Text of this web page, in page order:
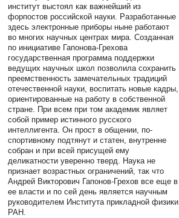
институт выстоял как важнейший из
форпостов российской науки. Разработанные
здесь электронные приборы ныне работают
во многих научных центрах мира. Созданная
по инициативе Гапонова-Грехова
государственная программа поддержки
ведущих научных школ позволила сохранить
преемственность замечательных традиций
отечественной науки, воспитать новые кадры,
ориентированные на работу в собственной
стране. При всем при том академик являет
собой пример истинного русского
интеллигента. Он прост в общении, по-
спортивному подтянут и статен, внутренне
собран и при всей присущей ему
деликатности уверенно тверд. Наука не
признает возрастных ограничений, так что
Андрей Викторович Гапонов-Грехов все еще в
ее власти и по сей день является научным
руководителем Института прикладной физики
РАН.